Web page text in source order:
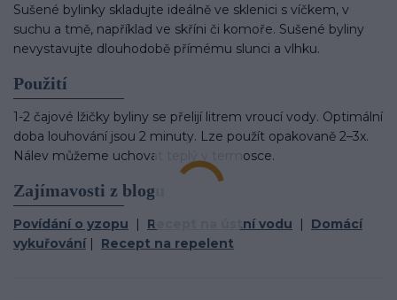
Sušené bylinky skladujte ideálně ve sklenici s víčkem, v
suchu a tmě, například ve skříni či komoře. Sušené byliny
nevystavujte dlouhodobě přímému slunci a vlhku.
Použití
1-2 čajové lžičky byliny se přelijí litrem vroucí vody. Optimální
doba louhování jsou 2 minuty. Lze použít opakovaně 2–3x.
Nálev můžeme uchovat teplý v termosce.
Zajímavosti z blogu
Povídání o yzopu | Recept na ústní vodu |
Domácí
vykuřování | Recept na repelent